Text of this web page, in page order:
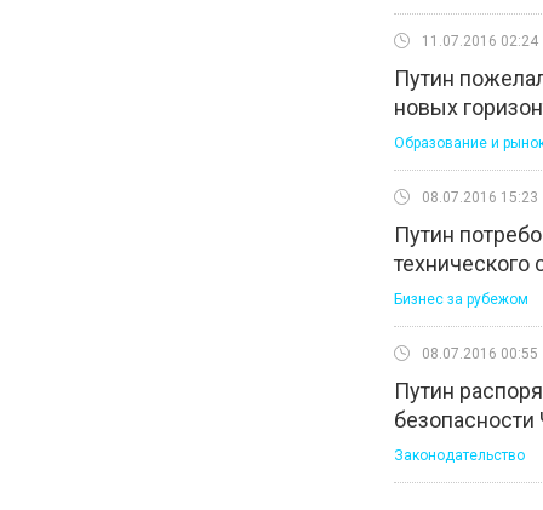
11.07.2016 02:24
Путин
новых
Образование и
08.07.2016 15:23
Путин
технического
Бизнес за рубежом
08.07.2016 00:55
Путин
Законодательство